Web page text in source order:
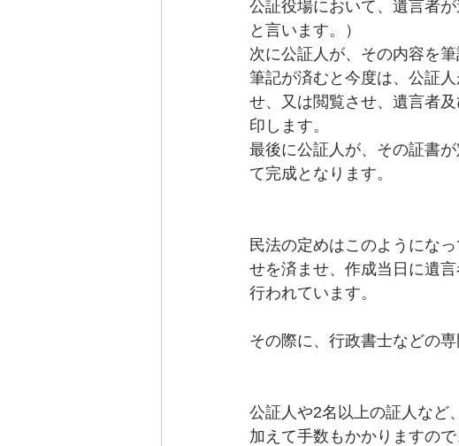
エンディングノート 離婚協議書 デジタ
公証役場において、遺言者
と言います。）
次に公証人が、その内容を筆
筆記が済むと今度は、公証
せ、又は閲覧させ、遺言者
印します。
最後に公証人が、その証書
て完成となります。
民法の定めはこのようにな
せを済ませ、作成当日に遺
行われています。
その際に、行政書士などの
公証人や2名以上の証人など
加えて手数もかかりますの